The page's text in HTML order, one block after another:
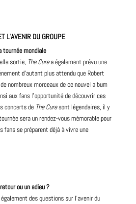
L’AVENIR DU GROUPE
tournée mondiale
sortie, The Curea également prévu une
d’autant plus attendu que Robert
nombreux morceaux de ce nouvel album
aux fans l’opportunité de découvrir ces
concertsde The Curesont légendaires, il y
sera un rendez-vous mémorable pour
fans se préparent déjà à vivre une
ou un adieu ?
des questions sur l’avenir du